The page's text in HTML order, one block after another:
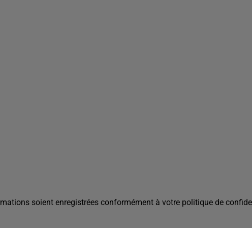
soient enregistrées conformément à votre politique de